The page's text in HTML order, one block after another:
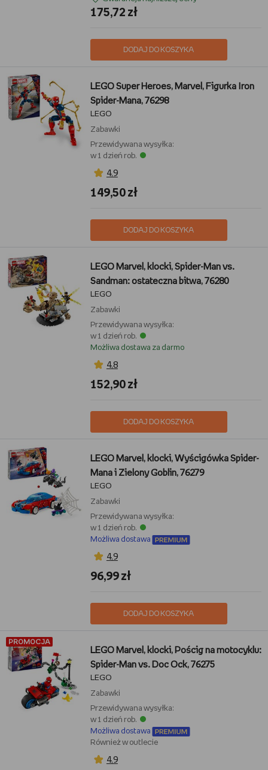
175,72 zł
DODAJ DO KOSZYKA
LEGO Super Heroes, Marvel, Figurka Iron
Spider-Mana, 76298
LEGO
Zabawki
Przewidywana wysyłka:
w 1 dzień rob.
4,9
149,50 zł
DODAJ DO KOSZYKA
LEGO Marvel, klocki, Spider-Man vs.
Sandman: ostateczna bitwa, 76280
LEGO
Zabawki
Przewidywana wysyłka:
w 1 dzień rob.
Możliwa dostawa za darmo
4,8
152,90 zł
DODAJ DO KOSZYKA
LEGO Marvel, klocki, Wyścigówka Spider-
Mana i Zielony Goblin, 76279
LEGO
Zabawki
Przewidywana wysyłka:
w 1 dzień rob.
Możliwa dostawa
4,9
96,99 zł
DODAJ DO KOSZYKA
PROMOCJA
LEGO Marvel, klocki, Pościg na motocyklu:
Spider-Man vs. Doc Ock, 76275
LEGO
Zabawki
Przewidywana wysyłka:
w 1 dzień rob.
Możliwa dostawa
Również w outlecie
4,9